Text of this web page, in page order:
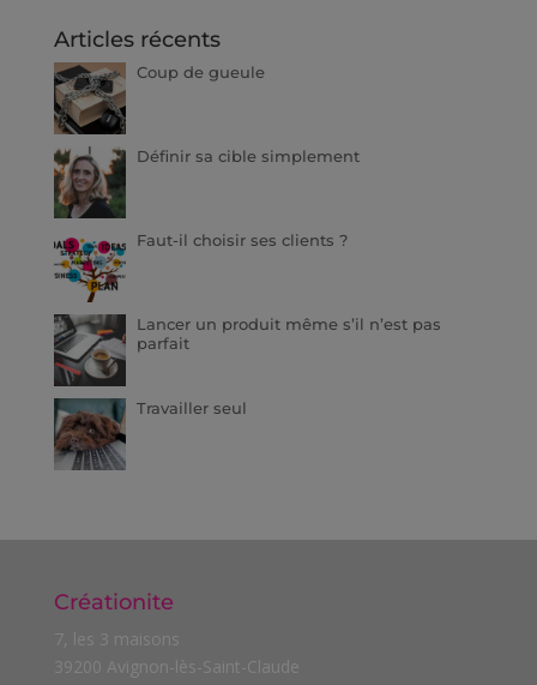
Articles récents
Coup de gueule
Définir sa cible simplement
Faut-il choisir ses clients ?
Lancer un produit même s’il n’est pas
parfait
Travailler seul
Créationite
7, les 3 maisons
39200 Avignon-lès-Saint-Claude